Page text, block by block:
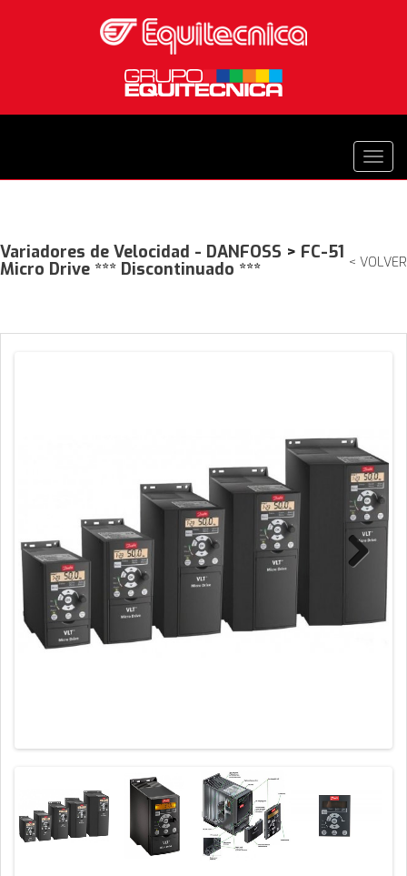
< VOLVER
Variadores de Velocidad - DANFOSS > FC-51
Micro Drive *** Discontinuado ***